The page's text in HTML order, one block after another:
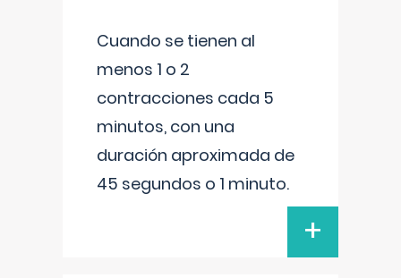
Cuando se tienen al
menos 1 o 2
contracciones cada 5
minutos, con una
duración aproximada de
45 segundos o 1 minuto.
+